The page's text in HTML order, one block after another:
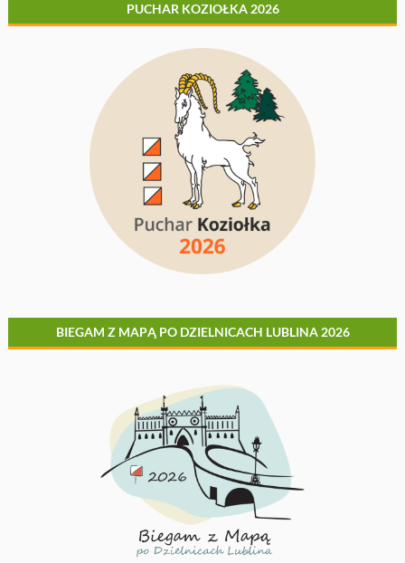
PUCHAR KOZIOŁKA 2026
BIEGAM Z MAPĄ PO DZIELNICACH LUBLINA 2026